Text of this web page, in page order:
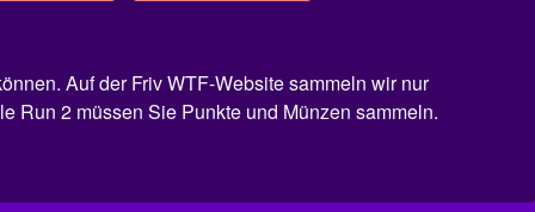
Auf der Friv WTF-Website sammeln wir nur
Run 2 müssen Sie Punkte und Münzen sammeln.